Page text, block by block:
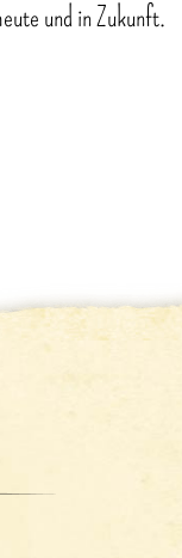
und in Zukunft.